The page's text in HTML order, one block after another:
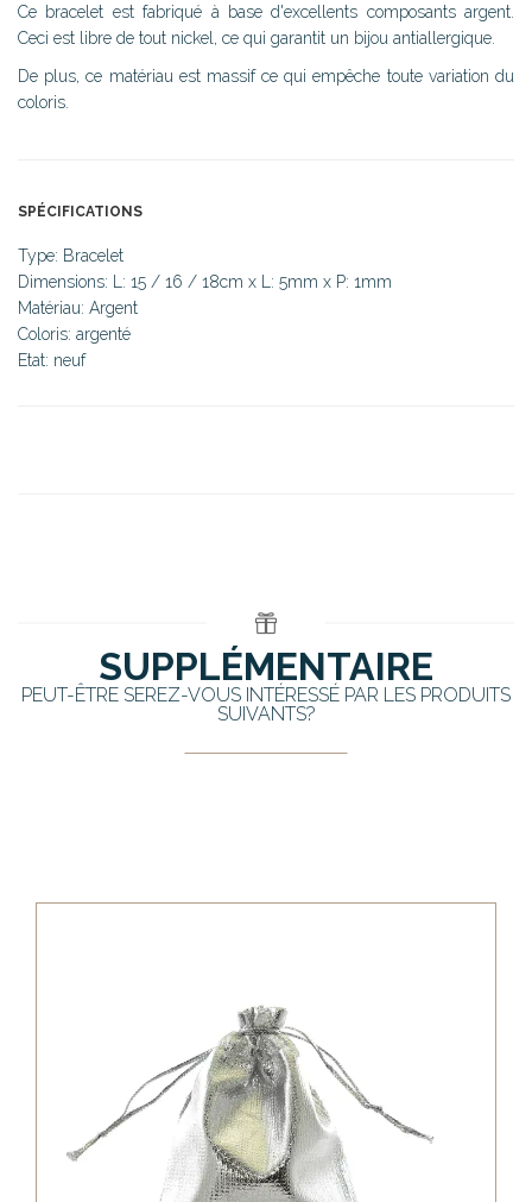
Ce bracelet est fabriqué à base d'excellents composants argent.
Ceci est libre de tout nickel, ce qui garantit un bijou antiallergique.
De plus, ce matériau est massif ce qui empêche toute variation du
coloris.
SPÉCIFICATIONS
Type: Bracelet
Dimensions: L: 15 / 16 / 18cm x L: 5mm x P: 1mm
Matériau: Argent
Coloris: argenté
Etat: neuf
SUPPLÉMENTAIRE
PEUT-ÊTRE SEREZ-VOUS INTÉRESSÉ PAR LES PRODUITS
SUIVANTS?